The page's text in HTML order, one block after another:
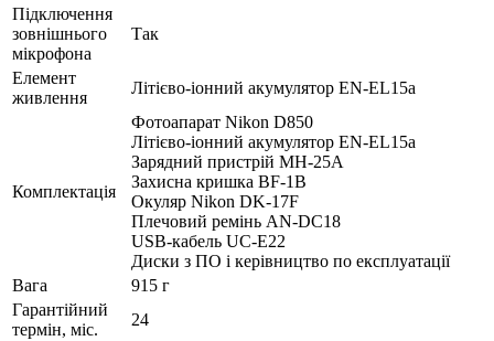
Підключення
зовнішнього
мікрофона
Так
Елемент
живлення
Літієво-іонний акумулятор EN-EL15a
Комплектація
Фотоапарат Nikon D850
Літієво-іонний акумулятор EN-EL15a
Зарядний пристрій MH-25A
Захисна кришка BF-1B
Окуляр Nikon DK-17F
Плечовий ремінь AN-DC18
USB-кабель UC-E22
Диски з ПО і керівництво по експлуатації
Вага
915 г
Гарантійний
термін, міс.
24